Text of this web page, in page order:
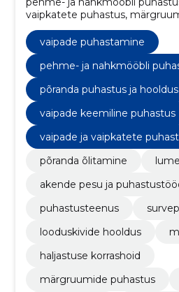
vaipkatete puhastus,
puhastus ja hooldus,
puhastus, haljastuse
vaipade puhastamine
pehme- ja nahkmööbli
põranda puhastus ja hooldus
vaipade keemiline puhastus
vaipade ja vaipkatete
põranda õlitamine
akende pesu ja
puhastusteenus
looduskivide hooldus
haljastuse korrashoid
märgruumide puhastus